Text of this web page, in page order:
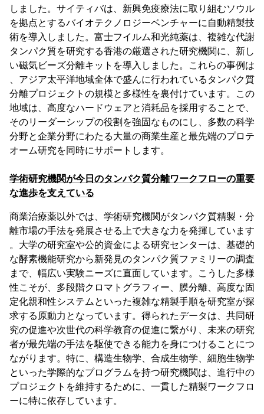
しました。サイティバは、新興免疫療法に取り組むソウル
を拠点とするバイオテクノロジーベンチャーに自動精製技
術を導入しました。富士フイルム和光純薬は、複雑な代謝
タンパク質を研究する香港の厳選された研究機関に、新し
い磁気ビーズ分離キットを導入しました。これらの事例は
、アジア太平洋地域全体で盛んに行われているタンパク質
分離プロジェクトの規模と多様性を裏付けています。この
地域は、高度なハードウェアと消耗品を採用することで、
そのリーダーシップの役割を強固なものにし、多数の科学
分野と企業分野にわたる大量の商業生産と最先端のプロテ
オーム研究を同時にサポートします。
学術研究機関が今日のタンパク質分離ワークフローの重要
な進歩を支えている
商業治療薬以外では、学術研究機関がタンパク質精製・分
離市場の手法を発展させる上で大きな力を発揮しています
。大学の研究室や公的資金による研究センターは、基礎的
な酵素機能研究から新発見のタンパク質ファミリーの調査
まで、幅広い実験ニーズに直面しています。こうした多様
性こそが、多段階クロマトグラフィー、膜分離、高度な固
定化親和性システムといった複雑な精製手順を研究室が探
求する原動力となっています。得られたデータは、共同研
究の促進や次世代の科学教育の促進に繋がり、未来の研究
者が最先端の手法を駆使できる能力を身につけることにつ
ながります。特に、構造生物学、合成生物学、細胞生物学
といった学際的なプログラムを持つ研究機関は、進行中の
プロジェクトを維持するために、一貫した精製ワークフロ
ーに特に依存しています。